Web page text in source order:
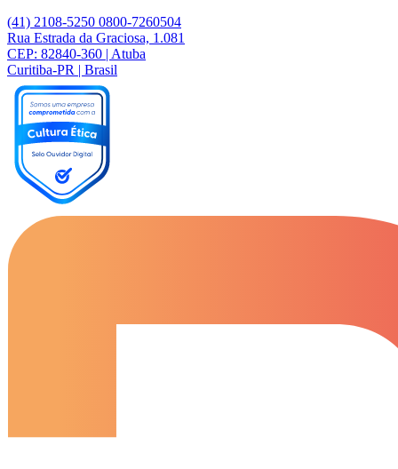
(41) 2108-5250 0800-7260504
Rua Estrada da Graciosa, 1.081
CEP: 82840-360 | Atuba
Curitiba-PR | Brasil